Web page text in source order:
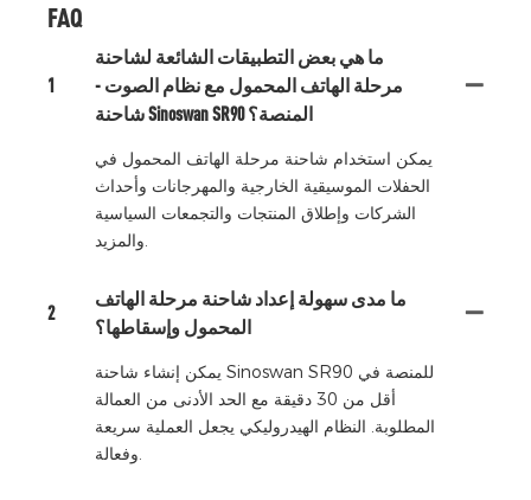
FAQ
1
ما هي بعض التطبيقات الشائعة لشاحنة
مرحلة الهاتف المحمول مع نظام الصوت -
شاحنة Sinoswan SR90 المنصة؟
يمكن استخدام شاحنة مرحلة الهاتف المحمول في
الحفلات الموسيقية الخارجية والمهرجانات وأحداث
الشركات وإطلاق المنتجات والتجمعات السياسية
والمزيد.
2
ما مدى سهولة إعداد شاحنة مرحلة الهاتف
المحمول وإسقاطها؟
يمكن إنشاء شاحنة Sinoswan SR90 للمنصة في
أقل من 30 دقيقة مع الحد الأدنى من العمالة
المطلوبة. النظام الهيدروليكي يجعل العملية سريعة
وفعالة.